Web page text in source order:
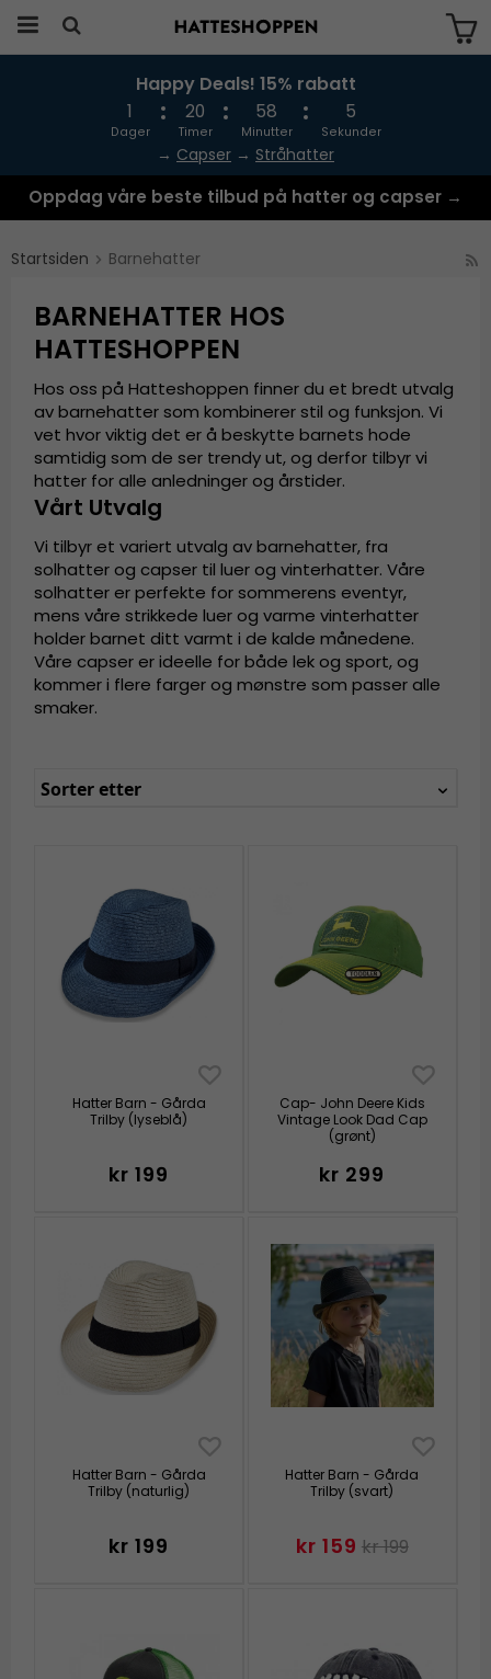
Produktet har blitt lagt til i handlekurven
Happy Deals! 15% rabatt
1
Dager
20
Timer
58
Minutter
4
Sekunder
→ Capser → Stråhatter
Oppdag våre beste tilbud på hatter og capser →
Startsiden Barnehatter
BARNEHATTER HOS
HATTESHOPPEN
Hos oss på Hatteshoppen finner du et bredt utvalg
av barnehatter som kombinerer stil og funksjon. Vi
vet hvor viktig det er å beskytte barnets hode
samtidig som de ser trendy ut, og derfor tilbyr vi
hatter for alle anledninger og årstider.
Vårt Utvalg
Vi tilbyr et variert utvalg av barnehatter, fra
solhatter og capser til luer og vinterhatter. Våre
solhatter er perfekte for sommerens eventyr,
mens våre strikkede luer og varme vinterhatter
holder barnet ditt varmt i de kalde månedene.
Våre capser er ideelle for både lek og sport, og
kommer i flere farger og mønstre som passer alle
smaker.
Sorter etter
Hatter Barn - Gårda
Trilby (lyseblå)
kr 199
Cap- John Deere Kids
Vintage Look Dad Cap
(grønt)
kr 299
Hatter Barn - Gårda
Trilby (naturlig)
kr 199
Hatter Barn - Gårda
Trilby (svart)
kr 159 kr 199